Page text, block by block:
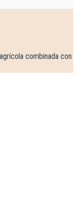
combinada con